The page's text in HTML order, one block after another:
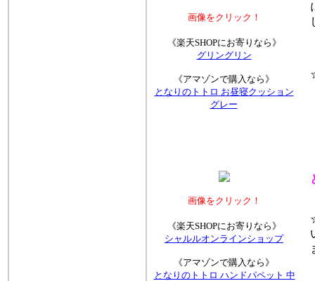
☆
画像をクリック！
《楽天SHOPにお寄りなら》
グリングリン
《アマゾンで購入なら》
となりのトトロ お昼寝クッション
グレー
☆
画像をクリック！
《楽天SHOPにお寄りなら》
シャルルオンラインショップ
《アマゾンで購入なら》
となりのトトロ ハンドパペット 中